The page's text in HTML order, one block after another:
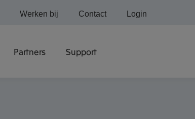
Partners Support
Werken bij Contact Login